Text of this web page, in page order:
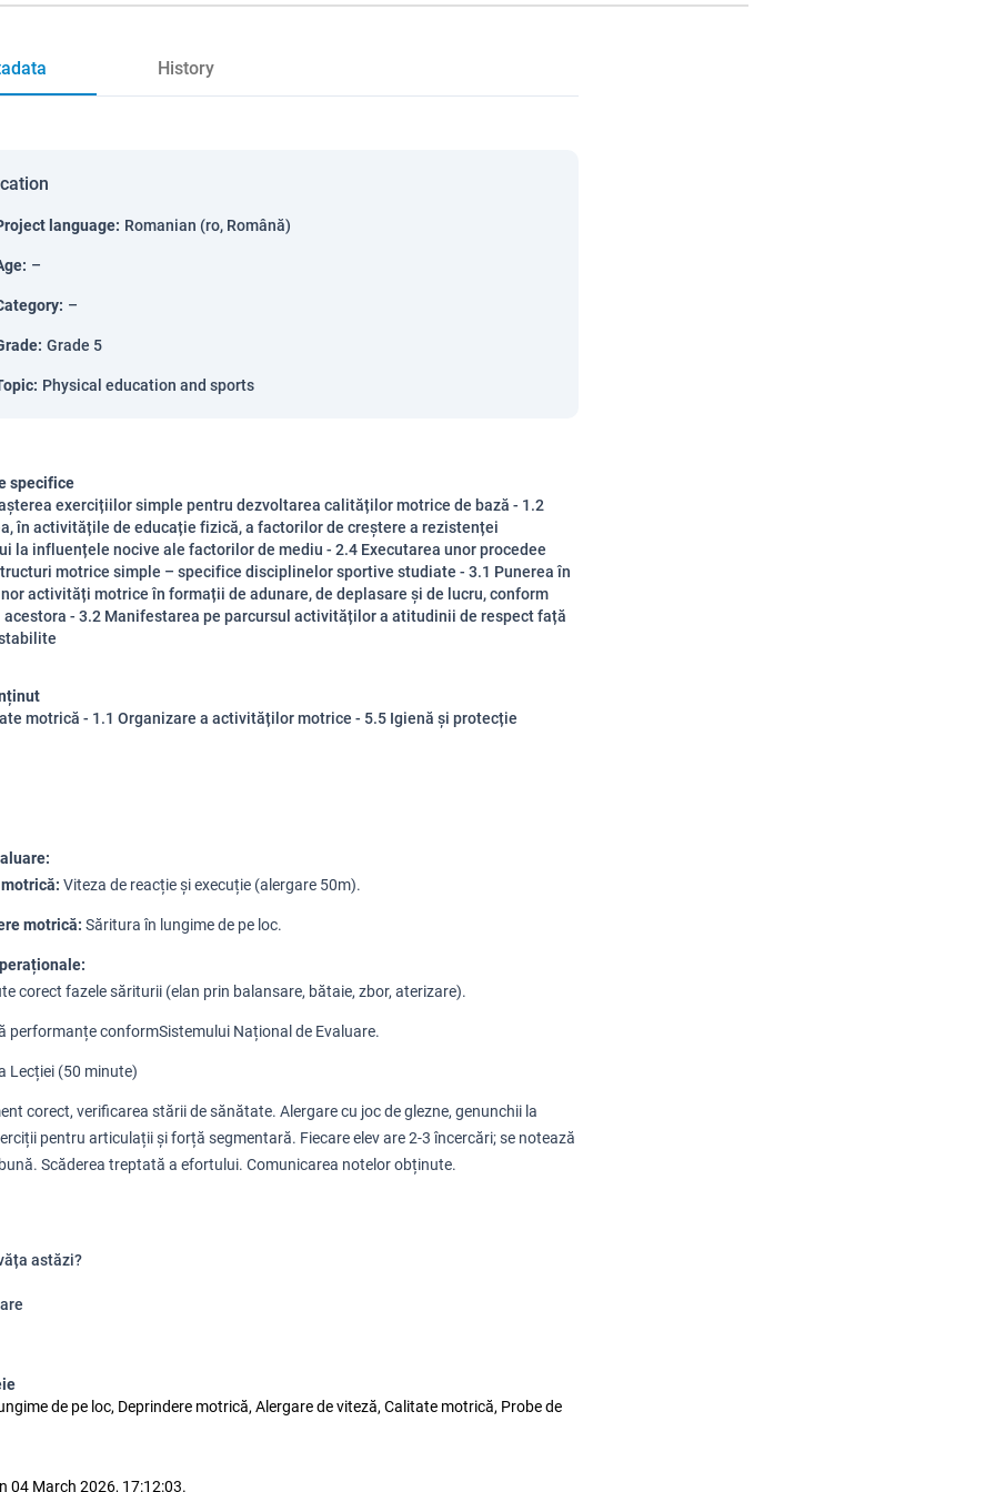
History
language: Romanian (ro, Română)
: –
: –
: Grade 5
: Physical education and sports
specifice
exercițiilor simple pentru dezvoltarea calităților motrice de bază - 1.2
în activitățile de educație fizică, a factorilor de creștere a rezistenței
la influențele nocive ale factorilor de mediu - 2.4 Executarea unor procedee
motrice simple – specifice disciplinelor sportive studiate - 3.1 Punerea în
activități motrice în formații de adunare, de deplasare și de lucru, conform
- 3.2 Manifestarea pe parcursul activităților a atitudinii de respect față
motrică - 1.1 Organizare a activităților motrice - 5.5 Igienă și protecție
Viteza de reacție și execuție (alergare 50m).
motrică: Săritura în lungime de pe loc.
corect fazele săriturii (elan prin balansare, bătaie, zbor, aterizare).
performanțe conformSistemului Național de Evaluare.
Lecției (50 minute)
corect, verificarea stării de sănătate. Alergare cu joc de glezne, genunchii la
pentru articulații și forță segmentară. Fiecare elev are 2-3 încercări; se notează
Scăderea treptată a efortului. Comunicarea notelor obținute.
astăzi?
de pe loc, Deprindere motrică, Alergare de viteză, Calitate motrică, Probe de
04 March 2026, 17:12:03.